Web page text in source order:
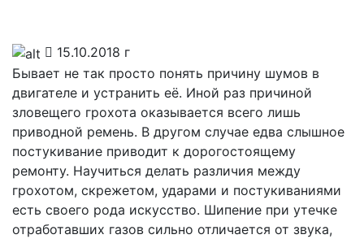
15.10.2018 г
Бывает не так просто понять причину шумов в
двигателе и устранить её. Иной раз причиной
зловещего грохота оказывается всего лишь
приводной ремень. В другом случае едва слышное
постукивание приводит к дорогостоящему
ремонту. Научиться делать различия между
грохотом, скрежетом, ударами и постукиваниями
есть своего рода искусство. Шипение при утечке
отработавших газов сильно отличается от звука,